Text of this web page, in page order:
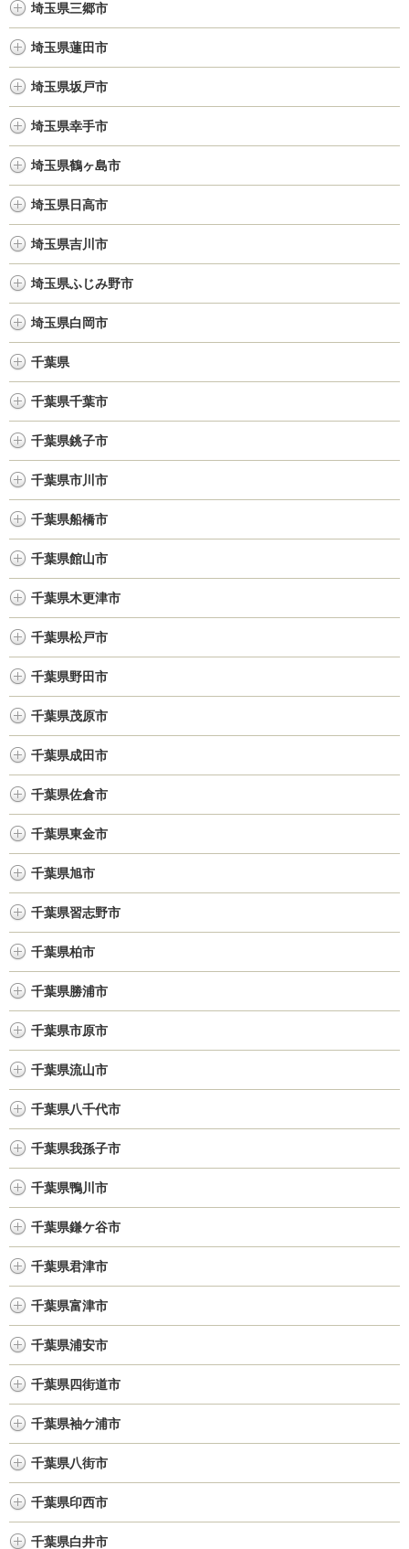
埼玉県三郷市
埼玉県蓮田市
埼玉県坂戸市
埼玉県幸手市
埼玉県鶴ヶ島市
埼玉県日高市
埼玉県吉川市
埼玉県ふじみ野市
埼玉県白岡市
千葉県
千葉県千葉市
千葉県銚子市
千葉県市川市
千葉県船橋市
千葉県館山市
千葉県木更津市
千葉県松戸市
千葉県野田市
千葉県茂原市
千葉県成田市
千葉県佐倉市
千葉県東金市
千葉県旭市
千葉県習志野市
千葉県柏市
千葉県勝浦市
千葉県市原市
千葉県流山市
千葉県八千代市
千葉県我孫子市
千葉県鴨川市
千葉県鎌ケ谷市
千葉県君津市
千葉県富津市
千葉県浦安市
千葉県四街道市
千葉県袖ケ浦市
千葉県八街市
千葉県印西市
千葉県白井市